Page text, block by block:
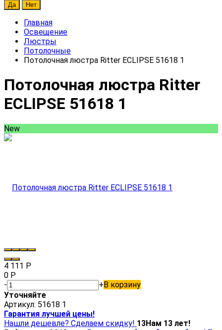
Главная
Освещение
Люстры
Потолочные
Потолочная люстра Ritter ECLIPSE 51618 1
Потолочная люстра Ritter
ECLIPSE 51618 1
New
4 111 Р
0 Р
-
+В корзину
Уточняйте
Артикул: 51618 1
Гарантия лучшей цены!
Нашли дешевле? Сделаем скидку! 13Нам 13 лет!